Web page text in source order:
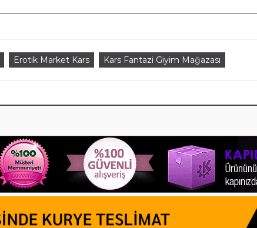
Erotik Market Kars Kars Fantazi Giyim Mağazası